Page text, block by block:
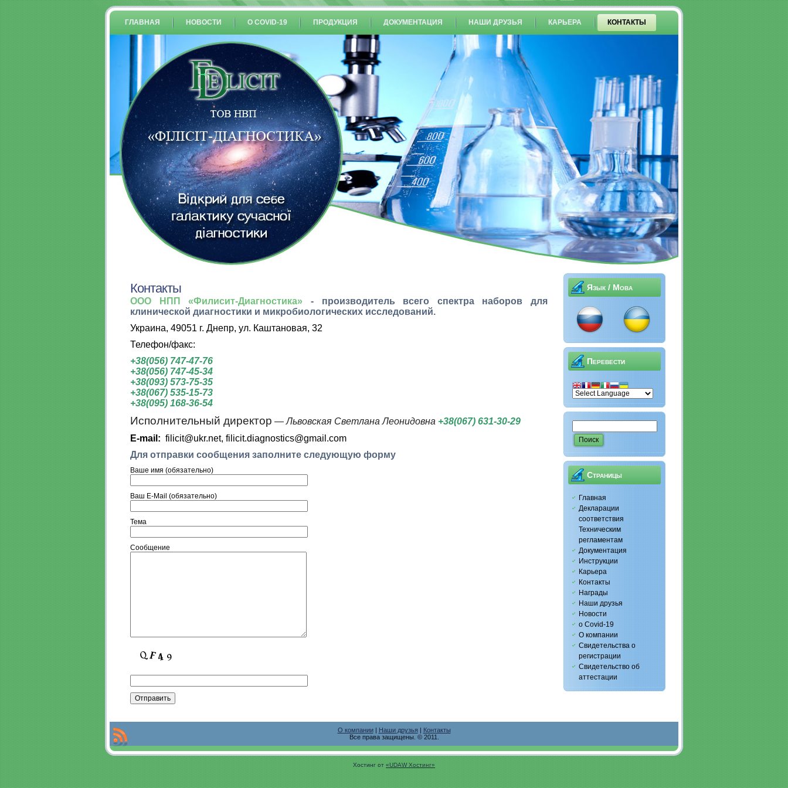
ГЛАВНАЯ НОВОСТИ О COVID-19 ПРОДУКЦИЯ ДОКУМЕНТАЦИЯ НАШИ ДРУЗЬЯ КАРЬЕРА КОНТАКТЫ
Контакты
ООО НПП «Филисит-Диагностика» - производитель всего спектра наборов для
клинической диагностики и микробиологических исследований.
Украина, 49051 г. Днепр, ул. Каштановая, 32
Телефон/факс:
+38(056) 747-47-76
+38(056) 747-45-34
+38(093) 573-75-35
+38(067) 535-15-73
+38(095) 168-36-54
Исполнительный директор —Львовская Светлана Леонидовна +38(067) 631-30-29
E-mail: filicit@ukr.net, filicit.diagnostics@gmail.com
Для отправки сообщения заполните следующую форму
Ваше имя (обязательно)
Ваш E-Mail (обязательно)
Тема
Сообщение
Язык / Мова
Перевести
Страницы
Главная
Декларации
соответствия
Техническим
регламентам
Документация
Инструкции
Карьера
Контакты
Награды
Наши друзья
Новости
о Covid-19
О компании
Свидетельства о
регистрации
Свидетельство об
аттестации
О компании| Наши друзья | Контакты
Все права защищены. © 2011.
Хостинг от«UDAW Хостинг»